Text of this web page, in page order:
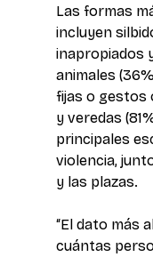
Las formas
incluyen
inapropiados
animales
fijas o gestos
y veredas
principales
violencia,
y las plazas.
“El dato más
cuántas